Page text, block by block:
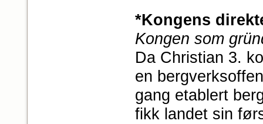
*Kongens
Kongen som
Da Christian 3.
en
gang etablert
fikk landet sin